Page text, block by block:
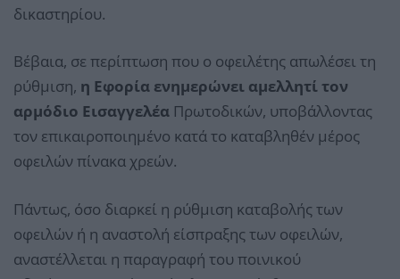
δικαστηρίου.
Βέβαια, σε περίπτωση που ο οφειλέτης απωλέσει τη
ρύθμιση, η Εφορία ενημερώνει αμελλητί τον
αρμόδιο Εισαγγελέα Πρωτοδικών, υποβάλλοντας
τον επικαιροποιημένο κατά το καταβληθέν μέρος
οφειλών πίνακα χρεών.
Πάντως, όσο διαρκεί η ρύθμιση καταβολής των
οφειλών ή η αναστολή είσπραξης των οφειλών,
αναστέλλεται η παραγραφή του ποινικού